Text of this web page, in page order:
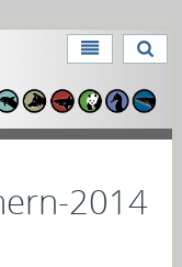
2014